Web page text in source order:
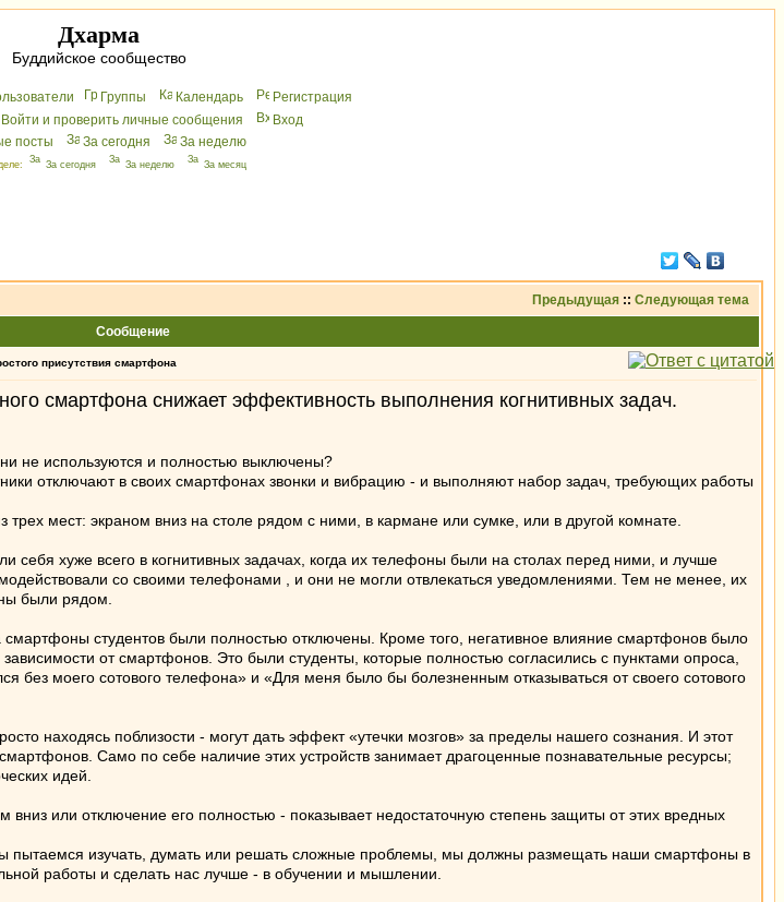
Дхарма
Буддийское сообщество
Группы Календарь
Peгиcтрaция
Войти и проверить личные сообщения
Вхoд
посты
За сегодня За неделю
За сегодня За неделю За месяц
Предыдущая :: Следующая тема
Сообщение
присутствия смартфона
смартфона снижает эффективность выполнения когнитивных задач.
не используются и полностью выключены?
отключают в своих смартфонах звонки и вибрацию - и выполняют набор задач, требующих работы
мест: экраном вниз на столе рядом с ними, в кармане или сумке, или в другой комнате.
хуже всего в когнитивных задачах, когда их телефоны были на столах перед ними, и лучше
со своими телефонами , и они не могли отвлекаться уведомлениями. Тем не менее, их
были рядом.
студентов были полностью отключены. Кроме того, негативное влияние смартфонов было
от смартфонов. Это были студенты, которые полностью согласились с пунктами опроса,
без моего сотового телефона» и «Для меня было бы болезненным отказываться от своего сотового
находясь поблизости - могут дать эффект «утечки мозгов» за пределы нашего сознания. И этот
Само по себе наличие этих устройств занимает драгоценные познавательные ресурсы;
идей.
или отключение его полностью - показывает недостаточную степень защиты от этих вредных
пытаемся изучать, думать или решать сложные проблемы, мы должны размещать наши смартфоны в
работы и сделать нас лучше - в обучении и мышлении.